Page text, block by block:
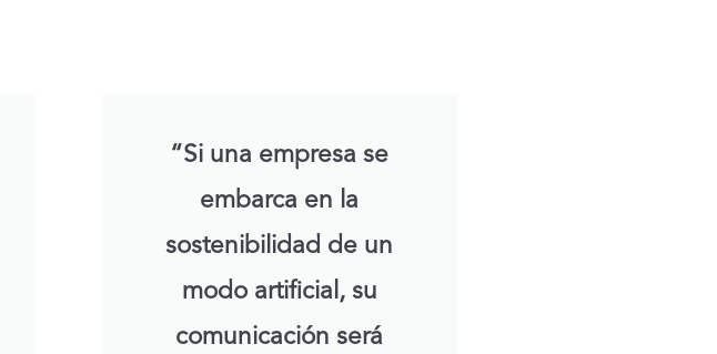
“Si una empresa se
embarca en la
sostenibilidad de un
modo artificial, su
comunicación será